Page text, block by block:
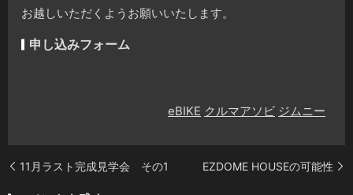
お越しいただくようお願いいたします。
申し込みフォーム
eBIKE クルマアソビ ジムニー
11月ラスト完成見学会 その1 EZDOME HOUSEの可能性